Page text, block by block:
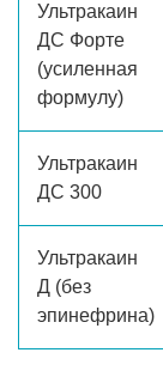
Ультракаин
ДС Форте
(усиленная
формулу)
Ультракаин
ДС 300
Ультракаин
Д (без
эпинефрина)